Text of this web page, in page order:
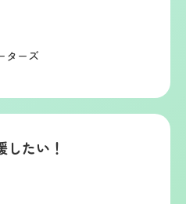
ターズ
たい！